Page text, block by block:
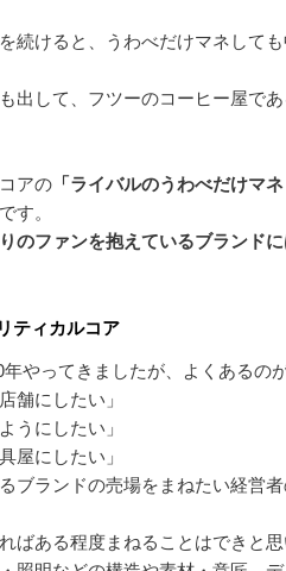
続けると、うわべだけマネして
出して、フツーのコーヒー屋で
アの 「ライバルのうわべだけマ
す。
のファンを抱えているブランド
ティカルコア
やってきましたが、よくあるのが
舗にしたい」
うにしたい」
屋にしたい」
ブランドの売場をまねたい経営者
ばある程度まねることはできと思